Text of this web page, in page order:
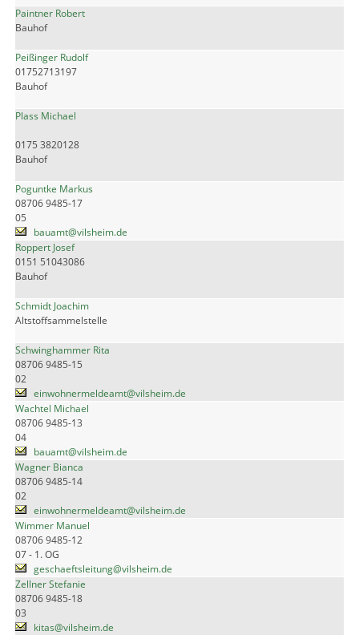
Paintner Robert
Bauhof
Peißinger Rudolf
01752713197
Bauhof
Plass Michael
0175 3820128
Bauhof
Poguntke Markus
08706 9485-17
05
bauamt@vilsheim.de
Roppert Josef
0151 51043086
Bauhof
Schmidt Joachim
Altstoffsammelstelle
Schwinghammer Rita
08706 9485-15
02
einwohnermeldeamt@vilsheim.de
Wachtel Michael
08706 9485-13
04
bauamt@vilsheim.de
Wagner Bianca
08706 9485-14
02
einwohnermeldeamt@vilsheim.de
Wimmer Manuel
08706 9485-12
07 - 1. OG
geschaeftsleitung@vilsheim.de
Zellner Stefanie
08706 9485-18
03
kitas@vilsheim.de